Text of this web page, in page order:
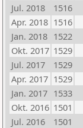
Jul. 2018
1516
Apr. 2018 1516
Jan. 2018 1522
Okt. 2017 1529
Jul. 2017
1529
Apr. 2017 1529
Jan. 2017 1533
Okt. 2016 1501
Jul. 2016
1501